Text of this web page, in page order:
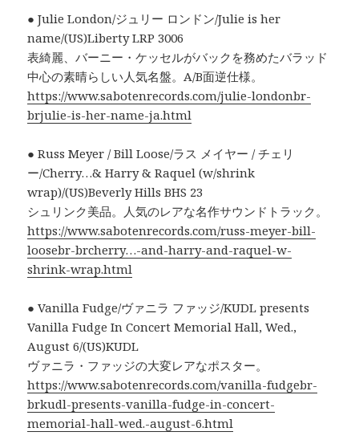
● Julie London/ジュリー ロンドン/Julie is her
name/(US)Liberty LRP 3006
表綺麗、バーニー・ケッセルがバックを務めたバラッド
中心の素晴らしい人気名盤。A/B面逆仕様。
https://www.sabotenrecords.com/julie-londonbr-
brjulie-is-her-name-ja.html
● Russ Meyer / Bill Loose/ラス メイヤー / チェリ
ー/Cherry…& Harry & Raquel (w/shrink
wrap)/(US)Beverly Hills BHS 23
シュリンク美品。人気のレアな名作サウンドトラック。
https://www.sabotenrecords.com/russ-meyer-bill-
loosebr-brcherry…-and-harry-and-raquel-w-
shrink-wrap.html
● Vanilla Fudge/ヴァニラ ファッジ/KUDL presents
Vanilla Fudge In Concert Memorial Hall, Wed.,
August 6/(US)KUDL
ヴァニラ・ファッジの大変レアなポスター。
https://www.sabotenrecords.com/vanilla-fudgebr-
brkudl-presents-vanilla-fudge-in-concert-
memorial-hall-wed.-august-6.html